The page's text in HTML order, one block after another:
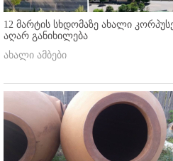
12 მარტის სხდომაზე ახალი
აღარ განიხილება
ახალი ამბები